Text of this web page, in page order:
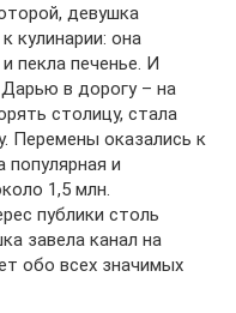
девушка
кулинарии: она
пекла печенье. И
в дорогу – на
столицу, стала
Перемены оказались к
и
1,5 млн.
публики столь
завела канал на
обо всех значимых